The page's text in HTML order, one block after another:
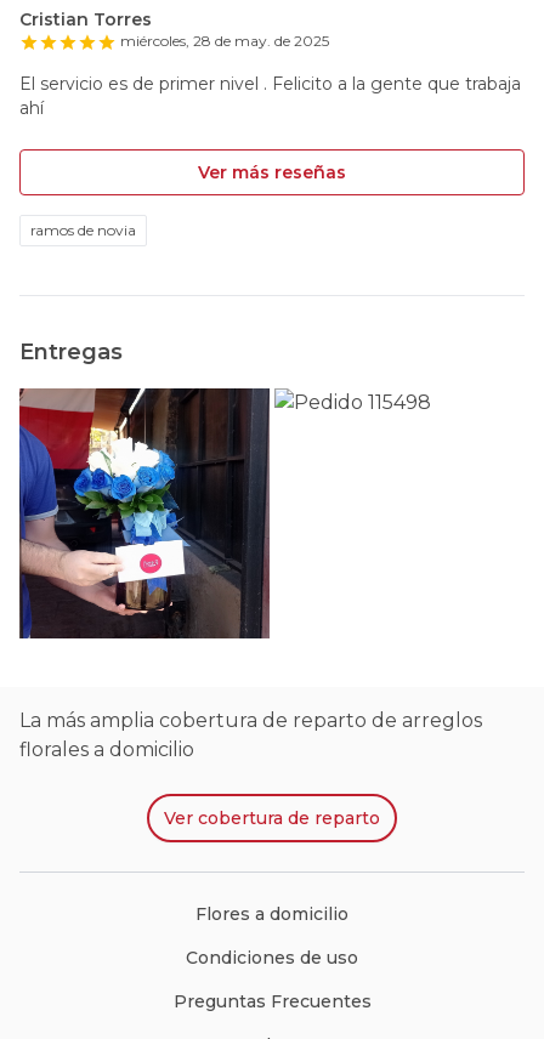
Cristian Torres
miércoles, 28 de may. de 2025
El servicio es de primer nivel . Felicito a la gente que trabaja
ahí
Ver más reseñas
ramos de novia
Entregas
La más amplia cobertura de reparto de arreglos
florales a domicilio
Ver cobertura de reparto
Flores a domicilio
Condiciones de uso
Preguntas Frecuentes